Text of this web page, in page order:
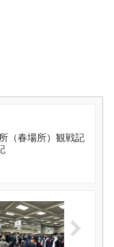
（春場所）観戦記